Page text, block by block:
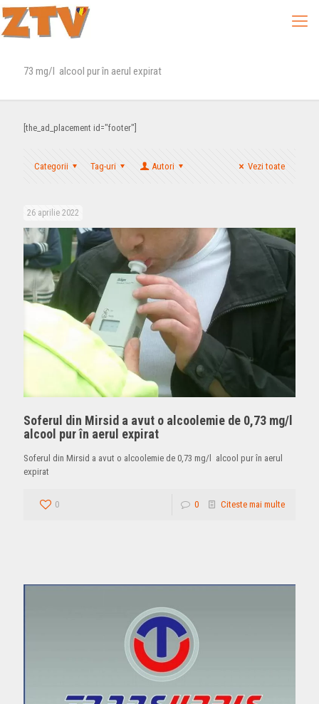
73 mg/l alcool pur în aerul expirat
[the_ad_placement id="footer"]
Categorii Tag-uri Autori Vezi toate
26 aprilie 2022
Soferul din Mirsid a avut o alcoolemie de 0,73 mg/l
alcool pur în aerul expirat
Soferul din Mirsid a avut o alcoolemie de 0,73 mg/l alcool pur în aerul
expirat
0 0 Citeste mai multe